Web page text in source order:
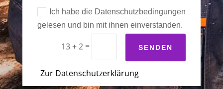
Ich habe die Datenschutzbedingungen
gelesen und bin mit ihnen einverstanden.
13 + 2 = SENDEN
Zur Datenschutzerklärung